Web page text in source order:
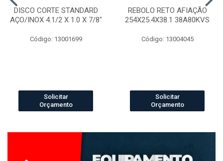
DISCO CORTE STANDARD
AÇO/INOX 4.1/2 X 1.0 X 7/8"
Código: 13001699
Solicitar
Orçamento
REBOLO RETO AFIAÇÃO
254X25.4X38.1 38A80KVS
Código: 13004045
Solicitar
Orçamento